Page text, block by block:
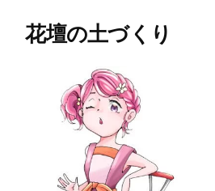
花壇の土づくり